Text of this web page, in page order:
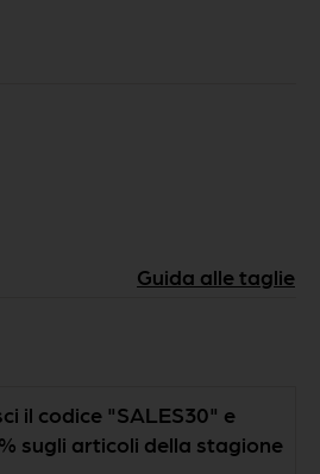
il codice "SALES30" e
sugli articoli della stagione